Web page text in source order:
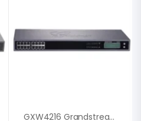
GXW4216 Grandstream